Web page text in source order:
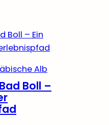
Alb
Boll –